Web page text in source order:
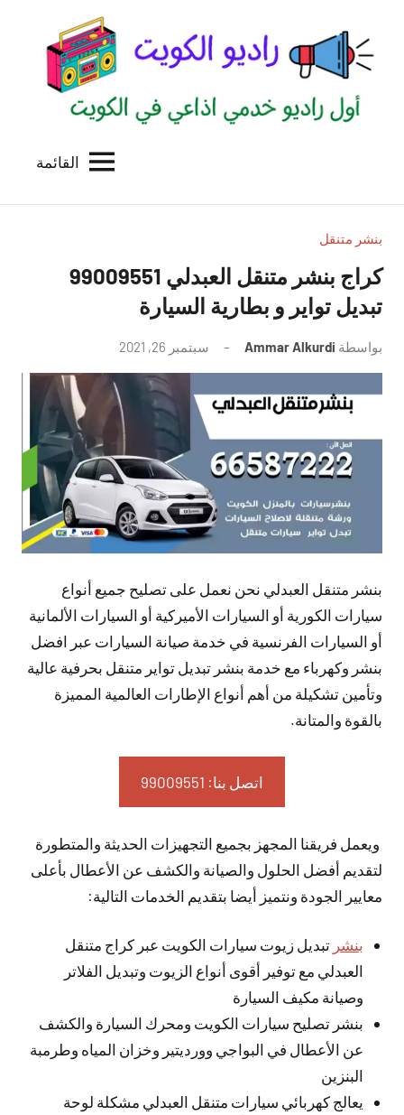
المحتوى
الكويت
للاعلانات
بالكويت
القائمة
بنشر متنقل
تبديل تواير و بطارية السيارة
بواسطة Ammar Alkurdi سبتمبر 26, 2021
توجد
تعليقات
بنشر متنقل العبدلي نحن نعمل على تصليح جميع أنواع
سيارات الكورية أو السيارات الأميركية أو السيارات الألمانية
أو السيارات الفرنسية في خدمة صيانة السيارات عبر افضل
بنشر وكهرباء مع خدمة بنشر تبديل تواير متنقل بحرفية عالية
وتأمين تشكيلة من أهم أنواع الإطارات العالمية المميزة
بالقوة والمتانة.
اتصل بنا: 99009551‬
ويعمل فريقنا المجهز بجميع التجهيزات الحديثة والمتطورة
لتقديم أفضل الحلول والصيانة والكشف عن الأعطال بأعلى
معايير الجودة ونتميز أيضا بتقديم الخدمات التالية:
بنشر تبديل زيوت سيارات الكويت عبر كراج متنقل
العبدلي مع توفير أقوى أنواع الزيوت وتبديل الفلاتر
وصيانة مكيف السيارة
بنشر تصليح سيارات الكويت ومحرك السيارة والكشف
عن الأعطال في البواجي وورديتير وخزان المياه وطرمبة
البنزين
يعالج كهربائي سيارات متنقل العبدلي مشكلة لوحة